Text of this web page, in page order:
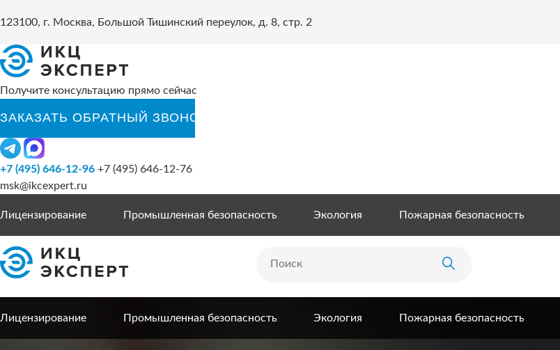
123100, г. Москва, Большой Тишинский переулок, д. 8, стр. 2
Получите консультацию прямо сейчас
+7 (495) 646-12-96 +7 (495) 646-12-76
msk@ikcexpert.ru
Лицензирование Промышленная безопасность Экология Пожарная безопасность
Лицензирование Промышленная безопасность Экология Пожарная безопасность